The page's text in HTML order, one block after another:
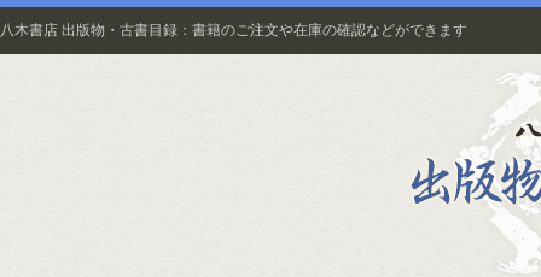
八木書店 出版物・古書目録：書籍のご注文や在庫の確認などができます